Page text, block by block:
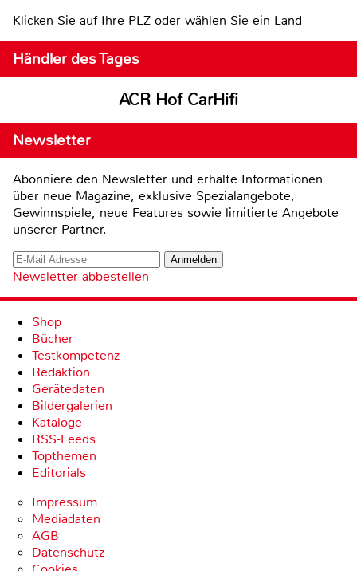
Klicken Sie auf Ihre PLZ oder wählen Sie ein Land
Händler des Tages
ACR Hof CarHifi
Newsletter
Abonniere den Newsletter und erhalte Informationen
über neue Magazine, exklusive Spezialangebote,
Gewinnspiele, neue Features sowie limitierte Angebote
unserer Partner.
Newsletter abbestellen
Shop
Bücher
Testkompetenz
Redaktion
Gerätedaten
Bildergalerien
Kataloge
RSS-Feeds
Topthemen
Editorials
Impressum
Mediadaten
AGB
Datenschutz